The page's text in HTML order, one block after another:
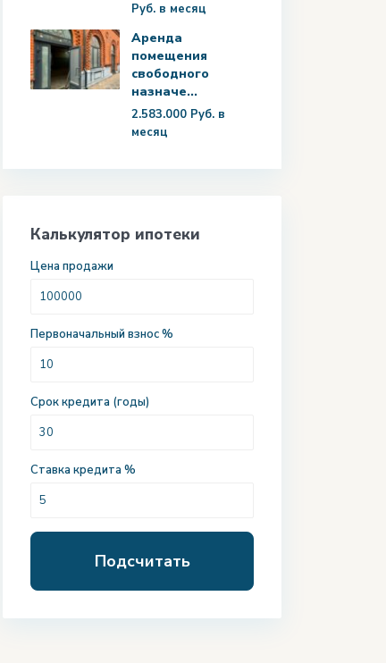
Руб. в месяц
Аренда
помещения
свободного
назначе...
2.583.000 Руб. в
месяц
Калькулятор ипотеки
Цена продажи
Первоначальный взнос %
Срок кредита (годы)
Ставка кредита %
Подсчитать